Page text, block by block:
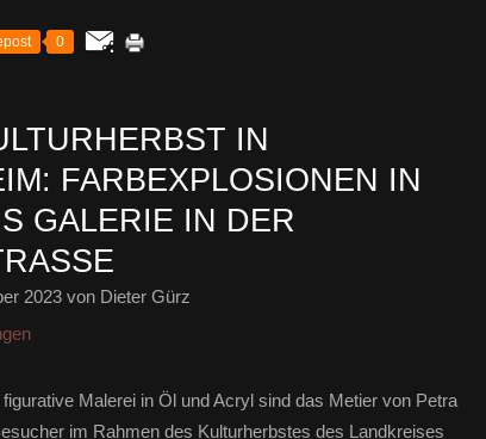
0
IN
FARBEXPLOSIONEN IN
GALERIE IN DER
2023 von Dieter Gürz
Malerei in Öl und Acryl sind das Metier von Petra
im Rahmen des Kulturherbstes des Landkreises